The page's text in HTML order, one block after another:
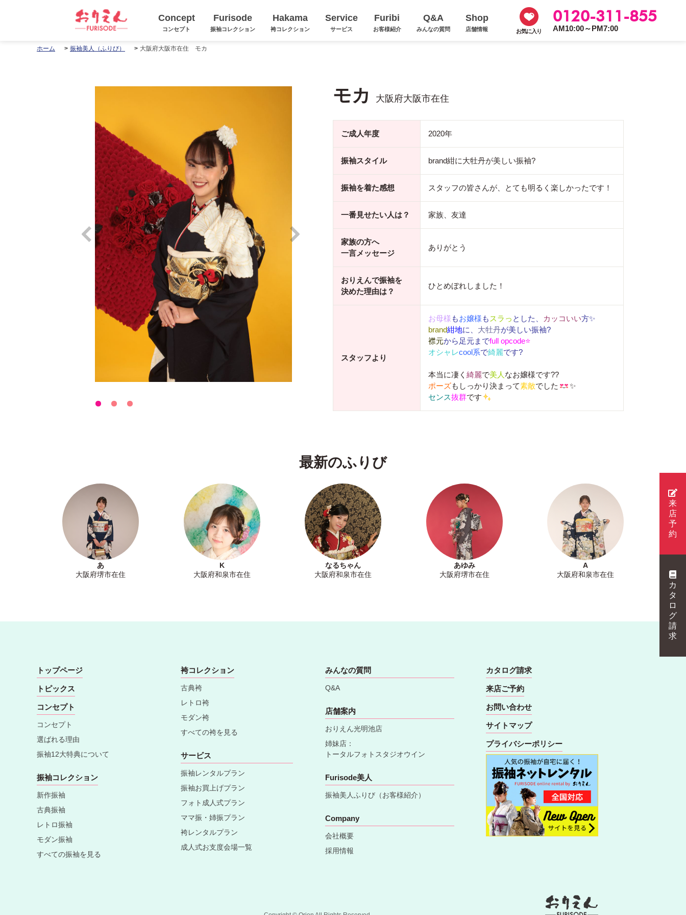
Concept
コンセプト
Furisode
振袖コレクション
Hakama
袴コレクション
Service
サービス
Furibi
お客様紹介
Q&A
みんなの質問
Shop
店舗情報 お気に入り
0120-311-855
AM10:00～PM7:00
ホーム 振袖美人（ふりび） 大阪府大阪市在住 モカ
モカ 大阪府大阪市在住
ご成人年度 2020年
振袖スタイル brand紺に大牡丹が美しい振袖?
振袖を着た感想 スタッフの皆さんが、とても明るく楽しかったです！
一番見せたい人は？ 家族、友達
家族の方へ
一言メッセージ
ありがとう
おりえんで振袖を
決めた理由は？
ひとめぼれしました！
スタッフより
お母様 もお嬢様 も スラっ とした、 カッコいい方✨
brand紺地に、 大牡丹が美しい振袖?
襟元から足元までfull opcode⭐
オシャレcool系で綺麗です?
本当に凄く 綺麗で美人 なお嬢様です??
ポーズもしっかり決まって素敵でした
✨
センス抜群です
最新のふりび
あ
大阪府堺市在住
K
大阪府和泉市在住
なるちゃん
大阪府和泉市在住
あゆみ
大阪府堺市在住
A
大阪府和泉市在住
トップページ
トピックス
コンセプト
コンセプト
選ばれる理由
振袖12大特典について
振袖コレクション
新作振袖
古典振袖
レトロ振袖
モダン振袖
すべての振袖を見る
袴コレクション
古典袴
レトロ袴
モダン袴
すべての袴を見る
サービス
振袖レンタルプラン
振袖お買上げプラン
フォト成人式プラン
ママ振・姉振プラン
袴レンタルプラン
成人式お支度会場一覧
みんなの質問
Q&A
店舗案内
おりえん光明池店
姉妹店：
トータルフォトスタジオウイン
Furisode美人
振袖美人ふりび（お客様紹介）
Company
会社概要
採用情報
カタログ請求
来店ご予約
お問い合わせ
サイトマップ
プライバシーポリシー
来
店
予
約
カ
タ
ロ
グ
請
求